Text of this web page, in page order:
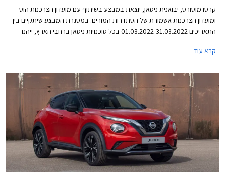
קרסו מוטורס, יבואנית ניסאן, יוצאת במבצע בשיתוף עם מועדון הצרכנות הוט
ומועדון הצרכנות אשמורת של הסתדרות המורים. במסגרת המבצע שיתקיים בין
התאריכים 01.03.2022-31.03.2022 בכל סוכנויות ניסאן ברחבי הארץ, ייהנו
הרוכשים לרכוש בהנחה את מערכת ניסאן קונקט המאפשרת בין היתר לקבל
ומידע על נוריות חיווי בלוח המחוונים, התרעה מפני שכחת ילדים ברכב, וקבלת
מידע אודות היסטורית הנסיעות.
קרא עוד